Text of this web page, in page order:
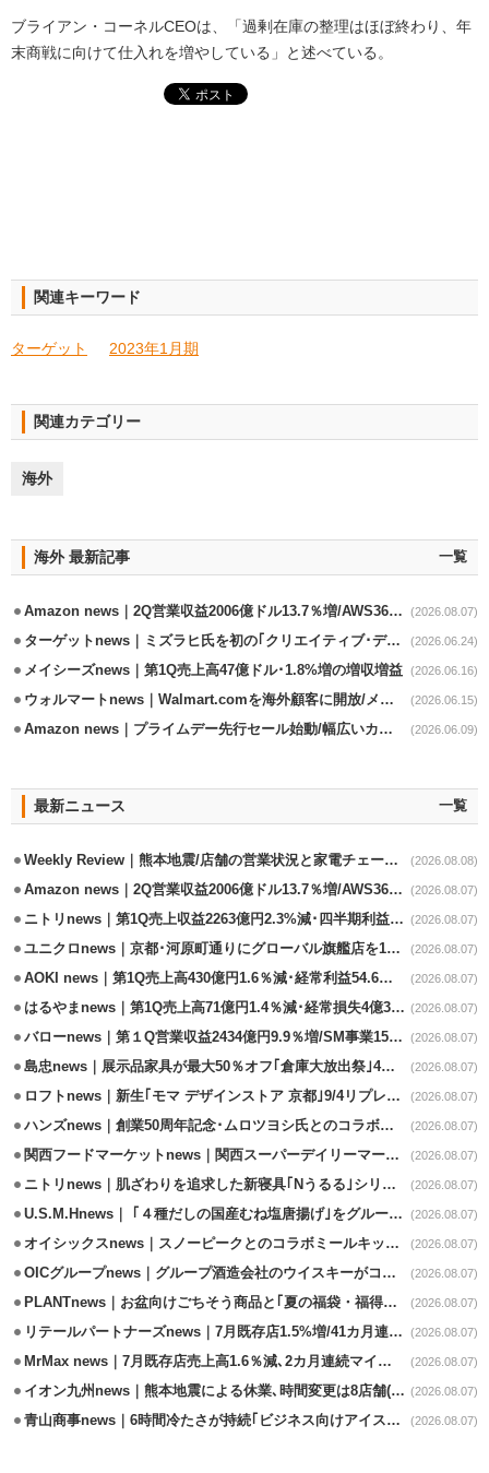
ブライアン・コーネルCEOは、「過剰在庫の整理はほぼ終わり、年
末商戦に向けて仕入れを増やしている」と述べている。
関連キーワード
ターゲット 2023年1月期
関連カテゴリー
海外
海外 最新記事 一覧
Amazon news｜2Q営業収益2006億ドル13.7％増/AWS36.8％％増が貢献 (2026.08.07)
ターゲットnews｜ミズラヒ氏を初の｢クリエイティブ･ディレクター｣に起用 (2026.06.24)
メイシーズnews｜第1Q売上高47億ドル･1.8%増の増収増益 (2026.06.16)
ウォルマートnews｜Walmart.comを海外顧客に開放/メキシコへ配送開始 (2026.06.15)
Amazon news｜プライムデー先行セール始動/幅広いカテゴリーで割引き (2026.06.09)
最新ニュース 一覧
Weekly Review｜熊本地震/店舗の営業状況と家電チェーンの支援策 (2026.08.08)
Amazon news｜2Q営業収益2006億ドル13.7％増/AWS36.8％％増が貢献 (2026.08.07)
ニトリnews｜第1Q売上収益2263億円2.3%減･四半期利益1.4％減 (2026.08.07)
ユニクロnews｜京都･河原町通りにグローバル旗艦店を11/6開設 (2026.08.07)
AOKI news｜第1Q売上高430億円1.6％減･経常利益54.6％減 (2026.08.07)
はるやまnews｜第1Q売上高71億円1.4％減･経常損失4億3800万円 (2026.08.07)
バローnews｜第１Q営業収益2434億円9.9％増/SM事業15.5％増と絶好調 (2026.08.07)
島忠news｜展示品家具が最大50％オフ｢倉庫大放出祭｣4店舗限定で開催 (2026.08.07)
ロフトnews｜新生｢モマ デザインストア 京都｣9/4リプレイスオープン (2026.08.07)
ハンズnews｜創業50周年記念･ムロツヨシ氏とのコラボ企画｢ムロハンズ｣開催 (2026.08.07)
関西フードマーケットnews｜関西スーパーデイリーマート蒲生店8/7改装 (2026.08.07)
ニトリnews｜肌ざわりを追求した新寝具｢Nうるる｣シリーズを発売 (2026.08.07)
U.S.M.Hnews｜ ｢４種だしの国産むね塩唐揚げ｣をグループ610店で共同販促 (2026.08.07)
オイシックスnews｜スノーピークとのコラボミールキット8/13発売 (2026.08.07)
OICグループnews｜グループ酒造会社のウイスキーがコンペティション受賞 (2026.08.07)
PLANTnews｜お盆向けごちそう商品と｢夏の福袋・福得カート｣8/8から開催 (2026.08.07)
リテールパートナーズnews｜7月既存店1.5%増/41カ月連続増 (2026.08.07)
MrMax news｜7月既存店売上高1.6％減､2カ月連続マイナス (2026.08.07)
イオン九州news｜熊本地震による休業､時間変更は8店舗(8/7時点) (2026.08.07)
青山商事news｜6時間冷たさが持続｢ビジネス向けアイスベスト｣発売 (2026.08.07)